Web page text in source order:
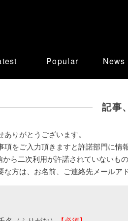
Popular News
記事
ありがとうございます。
項をご入力頂きますと許諾部門に情
から二次利用が許諾されていないも
な方は、お名前、ご連絡先メールア